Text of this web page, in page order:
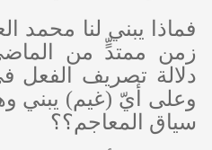
فماذا يبني لنا محمد
زمن ممتدٍّ من
دلالة تصريف الفعل
وعلى أيّ (غيم) يبني
سياق المعاجم؟؟